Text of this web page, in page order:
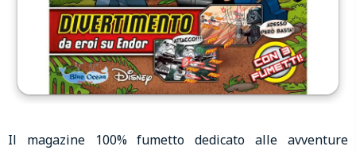
Il magazine 100% fumetto dedicato alle avventure